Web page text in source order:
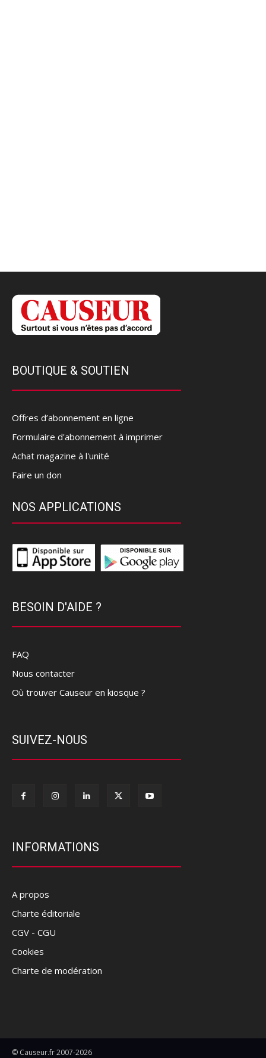
BOUTIQUE & SOUTIEN
Offres d’abonnement en ligne
Formulaire d'abonnement à imprimer
Achat magazine à l'unité
Faire un don
NOS APPLICATIONS
BESOIN D'AIDE ?
FAQ
Nous contacter
Où trouver Causeur en kiosque ?
SUIVEZ-NOUS
INFORMATIONS
A propos
Charte éditoriale
CGV - CGU
Cookies
Charte de modération
© Causeur.fr 2007-2026